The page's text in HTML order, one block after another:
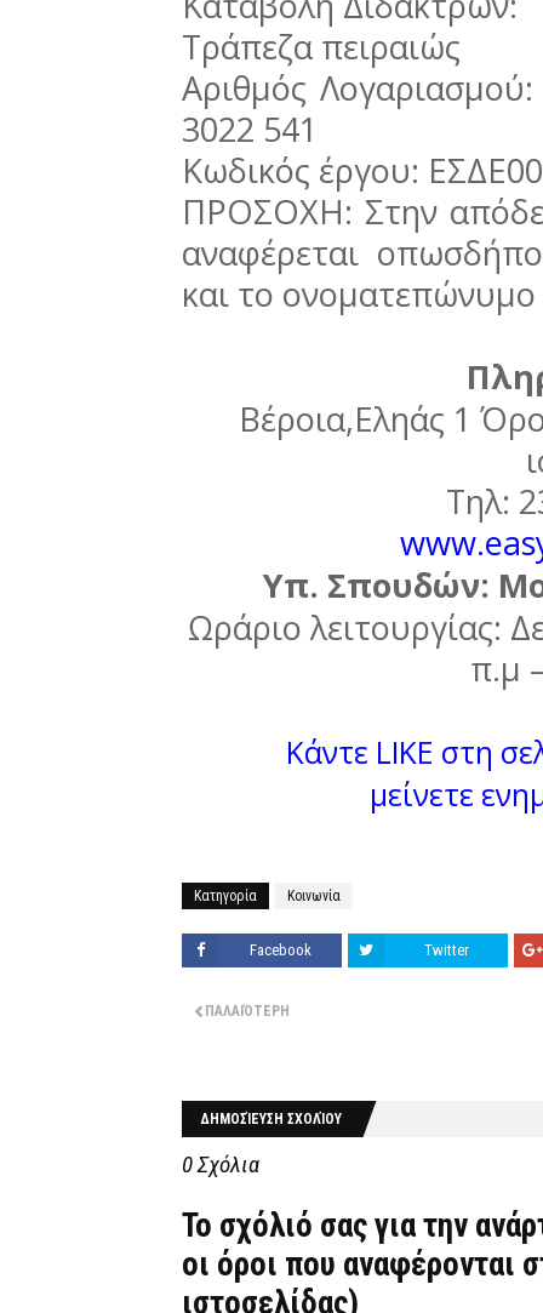
Τράπεζα πειραιώς
Αριθμός
3022 541
Κωδικός έργου:
ΠΡΟΣΟΧΗ: Στην
αναφέρεται
και το
Βέροια,Εληάς 1
Τηλ:
Υπ. Σπουδών:
Ωράριο λειτουργίας:
π.μ
Κάντε LIKE στη
μείνετε
Κατηγορία Κοινωνία
Facebook Twitter
ΠΑΛΑΙΌΤΕΡΗ
ΔΗΜΟΣΊΕΥΣΗ ΣΧΟΛΊΟΥ
0 Σχόλια
Το σχόλιό σας για την
οι όροι που αναφέρονται
ιστοσελίδας)